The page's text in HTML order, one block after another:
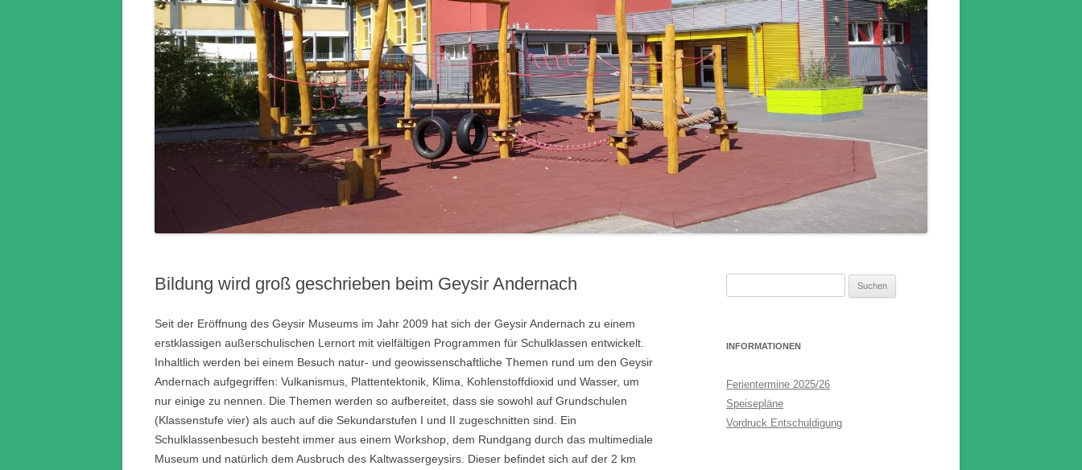
LERNPATEN
Bildung wird groß geschrieben beim Geysir Andernach
Seit der Eröffnung des Geysir Museums im Jahr 2009 hat sich der Geysir Andernach zu einem
erstklassigen außerschulischen Lernort mit vielfältigen Programmen für Schulklassen entwickelt.
Inhaltlich werden bei einem Besuch natur- und geowissenschaftliche Themen rund um den Geysir
Andernach aufgegriffen: Vulkanismus, Plattentektonik, Klima, Kohlenstoffdioxid und Wasser, um
nur einige zu nennen. Die Themen werden so aufbereitet, dass sie sowohl auf Grundschulen
(Klassenstufe vier) als auch auf die Sekundarstufen I und II zugeschnitten sind. Ein
Schulklassenbesuch besteht immer aus einem Workshop, dem Rundgang durch das multimediale
Museum und natürlich dem Ausbruch des Kaltwassergeysirs. Dieser befindet sich auf der 2 km
INFORMATIONEN
Ferientermine 2025/26
Speisepläne
Vordruck Entschuldigung